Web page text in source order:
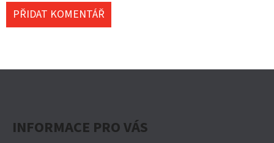
PŘIDAT KOMENTÁŘ
INFORMACE PRO VÁS